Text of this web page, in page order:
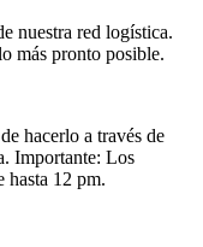
nuestra red logística.
más pronto posible.
hacerlo a través de
Importante: Los
hasta 12 pm.